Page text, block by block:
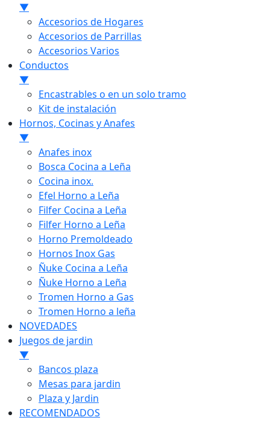
▼
Accesorios de Hogares
Accesorios de Parrillas
Accesorios Varios
Conductos
▼
Encastrables o en un solo tramo
Kit de instalación
Hornos, Cocinas y Anafes
▼
Anafes inox
Bosca Cocina a Leña
Cocina inox.
Efel Horno a Leña
Filfer Cocina a Leña
Filfer Horno a Leña
Horno Premoldeado
Hornos Inox Gas
Ñuke Cocina a Leña
Ñuke Horno a Leña
Tromen Horno a Gas
Tromen Horno a leña
NOVEDADES
Juegos de jardin
▼
Bancos plaza
Mesas para jardin
Plaza y Jardin
RECOMENDADOS